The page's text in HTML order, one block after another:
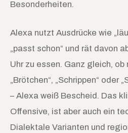
Besonderheiten.
Alexa nutzt Ausdrücke wie
„passt schon“ und rät davon
Uhr zu essen. Ganz gleich,
„Brötchen“, „Schrippen“ oder
– Alexa weiß Bescheid. Das
Offensive, ist aber auch ein
Dialektale Varianten und